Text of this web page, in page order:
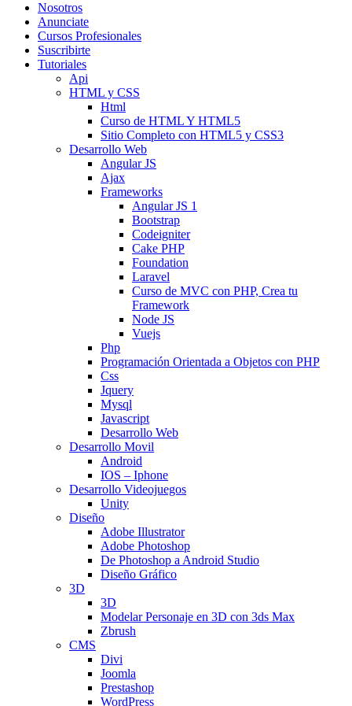
Nosotros
Anunciate
Cursos Profesionales
Suscribirte
Tutoriales
Api
HTML y CSS
Html
Curso de HTML Y HTML5
Sitio Completo con HTML5 y CSS3
Desarrollo Web
Angular JS
Ajax
Frameworks
Angular JS 1
Bootstrap
Codeigniter
Cake PHP
Foundation
Laravel
Curso de MVC con PHP, Crea tu
Framework
Node JS
Vuejs
Php
Programación Orientada a Objetos con PHP
Css
Jquery
Mysql
Javascript
Desarrollo Web
Desarrollo Movil
Android
IOS – Iphone
Desarrollo Videojuegos
Unity
Diseño
Adobe Illustrator
Adobe Photoshop
De Photoshop a Android Studio
Diseño Gráfico
3D
3D
Modelar Personaje en 3D con 3ds Max
Zbrush
CMS
Divi
Joomla
Prestashop
WordPress